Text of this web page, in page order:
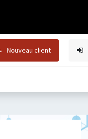
Nouveau client